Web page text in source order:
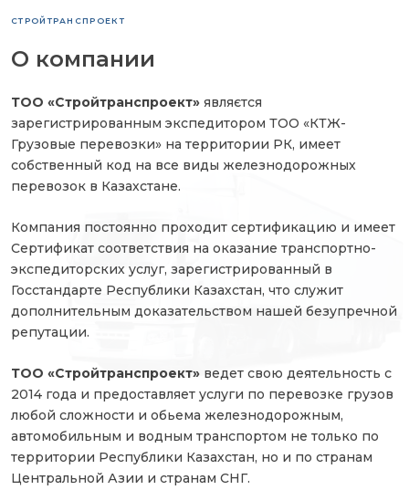
СТРОЙТРАНСПРОЕКТ
О компании
ТОО «Стройтранспроект» являєтся
зарегистрированным экспедитором ТОО «КТЖ-
Грузовые перевозки» на территории РК, имеет
собственный код на все виды железнодорожных
перевозок в Казахстане.
Компания постоянно проходит сертификацию и имеет
Сертификат соответствия на оказание транспортно-
экспедиторских услуг, зарегистрированный в
Госстандарте Республики Казахстан, что служит
дополнительным доказательством нашей безупречной
репутации.
ТОО «Стройтранспроект» ведет свою деятельность с
2014 года и предоставляет услуги по перевозке грузов
любой сложности и обьема железнодорожным,
автомобильным и водным транспортом не только по
территории Республики Казахстан, но и по странам
Центральной Азии и странам СНГ.